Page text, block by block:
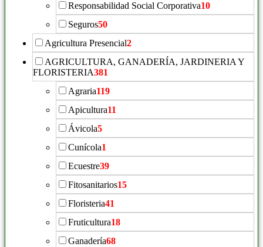
Responsabilidad Social Corporativa10
Seguros50
Agricultura Presencial2
AGRICULTURA, GANADERÍA, JARDINERIA Y
FLORISTERIA381
Agraria119
Apicultura11
Ávicola5
Cunícola1
Ecuestre39
Fitosanitarios15
Floristeria41
Fruticultura18
Ganadería68